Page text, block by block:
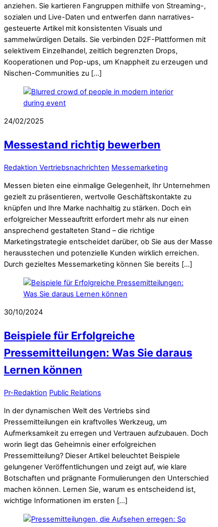
anziehen. Sie kartieren Fangruppen mithilfe von Streaming-,
sozialen und Live-Daten und entwerfen dann narratives-
gesteuerte Artikel mit konsistenten Visuals und
sammelwürdigen Details. Sie verbinden D2F-Plattformen mit
selektivem Einzelhandel, zeitlich begrenzten Drops,
Kooperationen und Pop-ups, um Knappheit zu erzeugen und
Nischen-Communities zu […]
24/02/2025
Messestand richtig bewerben
Redaktion Vertriebsnachrichten Messemarketing
Messen bieten eine einmalige Gelegenheit, Ihr Unternehmen
gezielt zu präsentieren, wertvolle Geschäftskontakte zu
knüpfen und Ihre Marke nachhaltig zu stärken. Doch ein
erfolgreicher Messeauftritt erfordert mehr als nur einen
ansprechend gestalteten Stand – die richtige
Marketingstrategie entscheidet darüber, ob Sie aus der Masse
herausstechen und potenzielle Kunden wirklich erreichen.
Durch gezieltes Messemarketing können Sie bereits […]
30/10/2024
Beispiele für Erfolgreiche
Pressemitteilungen: Was Sie daraus
Lernen können
Pr-Redaktion Public Relations
In der dynamischen Welt des Vertriebs sind
Pressemitteilungen ein kraftvolles Werkzeug, um
Aufmerksamkeit zu erregen und Vertrauen aufzubauen. Doch
worin liegt das Geheimnis einer erfolgreichen
Pressemitteilung? Dieser Artikel beleuchtet Beispiele
gelungener Veröffentlichungen und zeigt auf, wie klare
Botschaften und prägnante Formulierungen den Unterschied
machen können. Lernen Sie, warum es entscheidend ist,
wichtige Informationen im ersten […]